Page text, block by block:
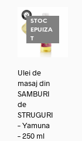
STOC
EPUIZA
T
Ulei de
masaj din
SAMBURI
de
STRUGURI
– Yamuna
– 250 ml